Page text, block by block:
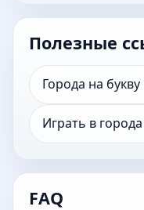
Полезные
Города на
Играть в
FAQ